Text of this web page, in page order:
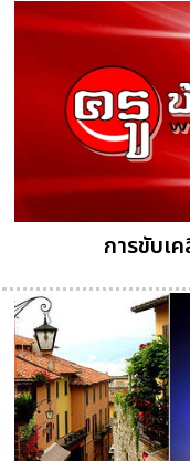
การขับเ